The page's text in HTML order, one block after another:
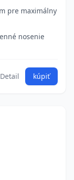
pre maximálny
nosenie
Detail kúpiť